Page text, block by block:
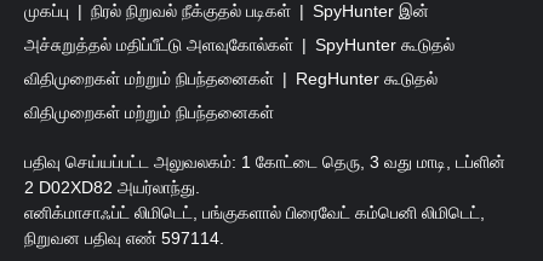
முகப்பு நிரல் நிறுவல் நீக்குதல் படிகள்
SpyHunter இன்
அச்சுறுத்தல் மதிப்பீட்டு அளவுகோல்கள்
SpyHunter கூடுதல்
விதிமுறைகள் மற்றும் நிபந்தனைகள்
RegHunter கூடுதல்
விதிமுறைகள் மற்றும் நிபந்தனைகள்
பதிவு செய்யப்பட்ட அலுவலகம்: 1 கோட்டை தெரு, 3 வது மாடி, டப்ளின்
2 D02XD82 அயர்லாந்து.
எனிக்மாசாஃப்ட் லிமிடெட், பங்குகளால் பிரைவேட் கம்பெனி லிமிடெட்,
நிறுவன பதிவு எண் 597114.